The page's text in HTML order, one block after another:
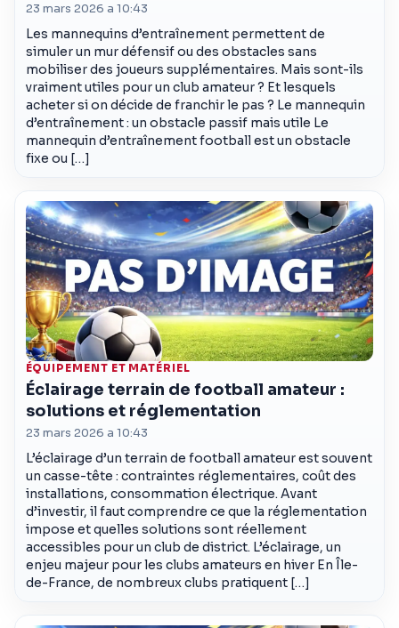
23 mars 2026 a 10:43
Les mannequins d’entraînement permettent de
simuler un mur défensif ou des obstacles sans
mobiliser des joueurs supplémentaires. Mais sont-ils
vraiment utiles pour un club amateur ? Et lesquels
acheter si on décide de franchir le pas ? Le mannequin
d’entraînement : un obstacle passif mais utile Le
mannequin d’entraînement football est un obstacle
fixe ou […]
ÉQUIPEMENT ET MATÉRIEL
Éclairage terrain de football amateur :
solutions et réglementation
23 mars 2026 a 10:43
L’éclairage d’un terrain de football amateur est souvent
un casse-tête : contraintes réglementaires, coût des
installations, consommation électrique. Avant
d’investir, il faut comprendre ce que la réglementation
impose et quelles solutions sont réellement
accessibles pour un club de district. L’éclairage, un
enjeu majeur pour les clubs amateurs en hiver En Île-
de-France, de nombreux clubs pratiquent […]